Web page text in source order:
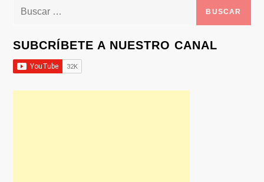
Buscar:
SUBCRÍBETE A NUESTRO CANAL